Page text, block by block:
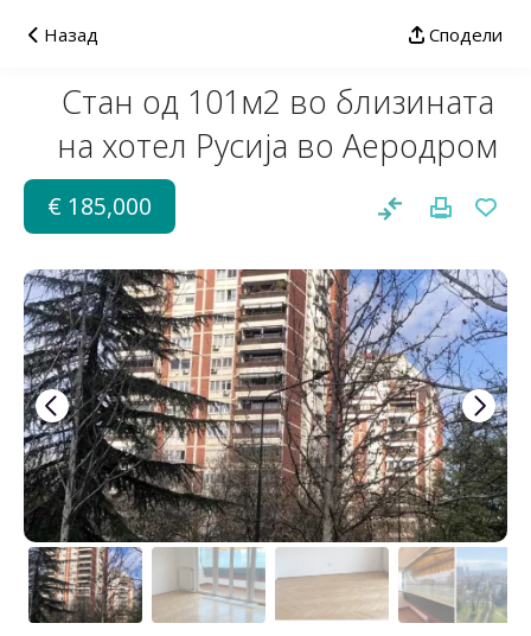
Назад Сподели
Стан од 101м2 во близината
на хотел Русија во Аеродром
€ 185,000